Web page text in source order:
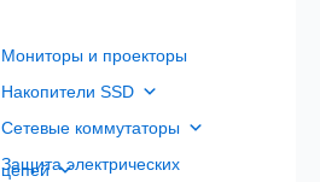
Мониторы и проекторы
Накопители SSD
Сетевые коммутаторы
Защита электрических
цепей